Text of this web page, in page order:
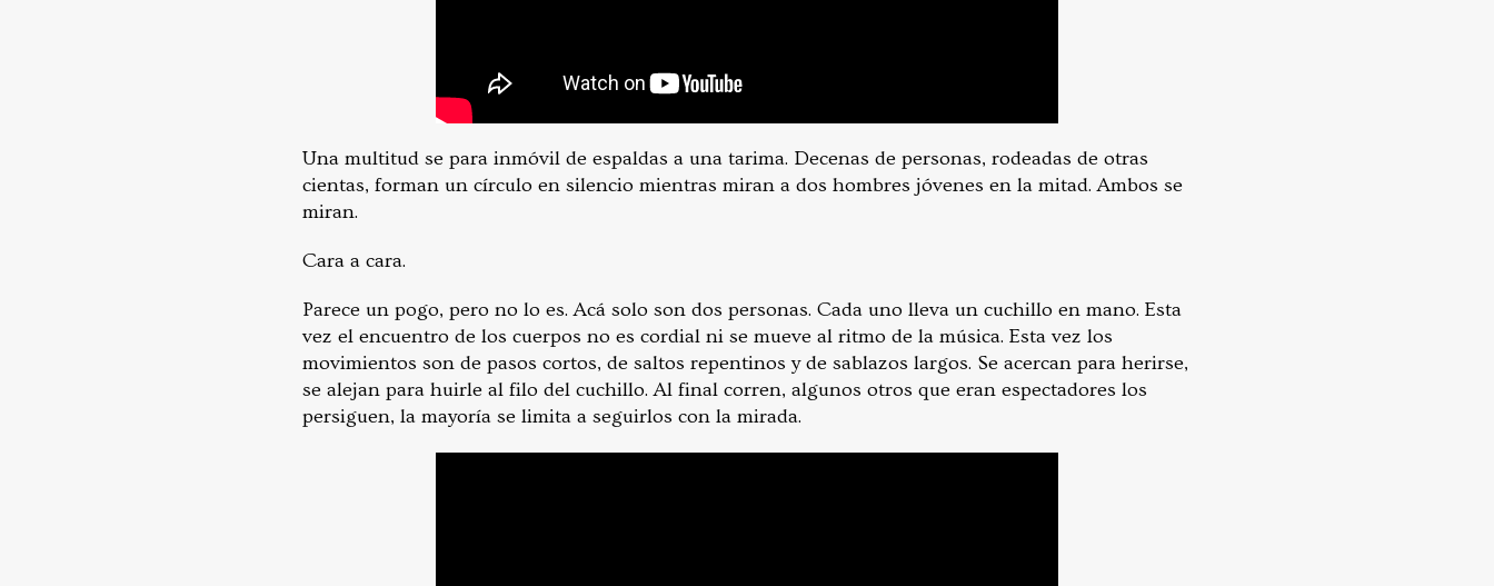
Una multitud se para inmóvil de espaldas a una tarima. Decenas de personas, rodeadas de otras
cientas, forman un círculo en silencio mientras miran a dos hombres jóvenes en la mitad. Ambos se
miran.
Cara a cara.
Parece un pogo, pero no lo es. Acá solo son dos personas. Cada uno lleva un cuchillo en mano. Esta
vez el encuentro de los cuerpos no es cordial ni se mueve al ritmo de la música. Esta vez los
movimientos son de pasos cortos, de saltos repentinos y de sablazos largos. Se acercan para herirse,
se alejan para huirle al filo del cuchillo. Al final corren, algunos otros que eran espectadores los
persiguen, la mayoría se limita a seguirlos con la mirada.